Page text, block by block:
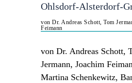
Ohlsdorf-Alsterdorf-
von Dr. Andreas Schott, Tom
Feimann
von Dr. Andreas Schott,
Jermann, Joachim
Martina Schenkewitz,